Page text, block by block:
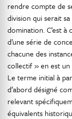
rendre compte de
division qui serait
domination. C’est
d’une série de
chacune des
collectif » en est
Le terme initial à
d’abord désigné
relevant
équivalents